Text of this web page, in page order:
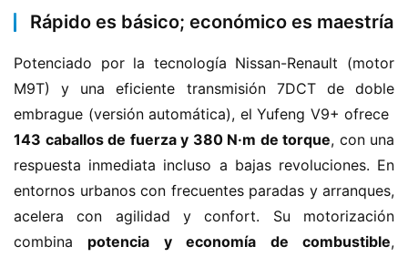
Rápido es básico; económico es maestría
Potenciado por la tecnología Nissan-Renault (motor
M9T) y una eficiente transmisión 7DCT de doble
embrague (versión automática), el Yufeng V9+ ofrece ​
143 caballos de fuerza y 380 N·m de torque​​, con una
respuesta inmediata incluso a bajas revoluciones. En
entornos urbanos con frecuentes paradas y arranques,
acelera con agilidad y confort. Su motorización
combina ​ ​potencia y economía de combustible​​,